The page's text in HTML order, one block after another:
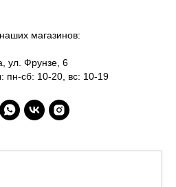
магазинов:
ул. Фрунзе, 6
пн-сб: 10-20, вс: 10-19